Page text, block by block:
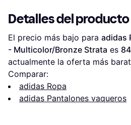
Detalles del producto
El precio más bajo para adidas
- Multicolor/Bronze Strata es
actualmente la oferta más
Comparar:
adidas Ropa
adidas Pantalones vaqueros